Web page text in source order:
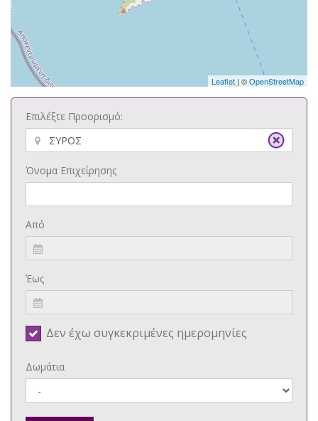
Leaflet | ©OpenStreetMap
Επιλέξτε Προορισμό:
Όνομα Επιχείρησης
Από
Έως
Δεν έχω συγκεκριμένες ημερομηνίες
Δωμάτια